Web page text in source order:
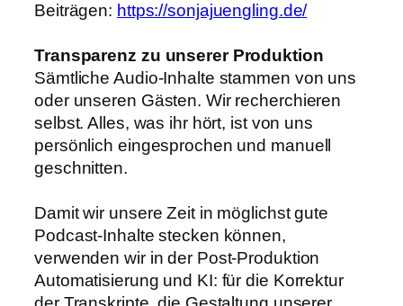
Beiträgen: https://sonjajuengling.de/
Transparenz zu unserer Produktion
Sämtliche Audio-Inhalte stammen von uns
oder unseren Gästen. Wir recherchieren
selbst. Alles, was ihr hört, ist von uns
persönlich eingesprochen und manuell
geschnitten.
Damit wir unsere Zeit in möglichst gute
Podcast-Inhalte stecken können,
verwenden wir in der Post-Produktion
Automatisierung und KI: für die Korrektur